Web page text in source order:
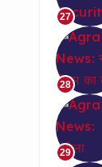
27
28
29